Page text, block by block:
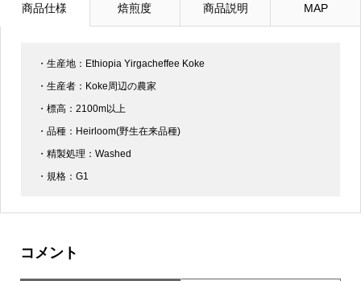
商品仕様 焙煎度 商品説明 MAP
・生産地：Ethiopia Yirgacheffee Koke
・生産者：Koke周辺の農家
・標高：2100m以上
・品種：Heirloom(野生在来品種)
・精製処理：Washed
・規格：G1
コメント